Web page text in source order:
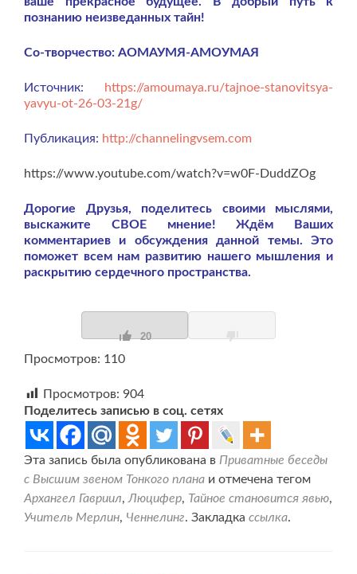
познанию неизведанных тайн!
Со-творчество: АОМАУМЯ-АМОУМАЯ
Источник:
https://amoumaya.ru/tajnoe-stanovitsya-
yavyu-ot-26-03-21g/
Публикация: http://channelingvsem.com
https://www.youtube.com/watch?v=w0F-DuddZOg
Дорогие Друзья, поделитесь своими мыслями,
выскажите СВОЕ мнение! Ждём Ваших
комментариев и обсуждения данной темы. Это
поможет всем нам развитию нашего мышления и
раскрытию сердечного пространства.
20
Просмотров: 110
Просмотров: 904
Поделитесь записью в соц. сетях
Эта запись была опубликована в Приватные беседы
с Высшим звеном Тонкого плана и отмечена тегом
Архангел Гавриил,Люцифер, Тайное становится явью,
Учитель Мерлин, Ченнелинг. Закладка ссылка.